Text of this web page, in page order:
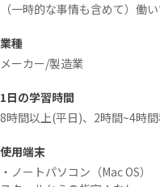
（一時的な事情も含めて）働
業種
メーカー/製造業
1日の学習時間
8時間以上(平日)、2時間~4時
使用端末
・ノートパソコン（Mac OS）